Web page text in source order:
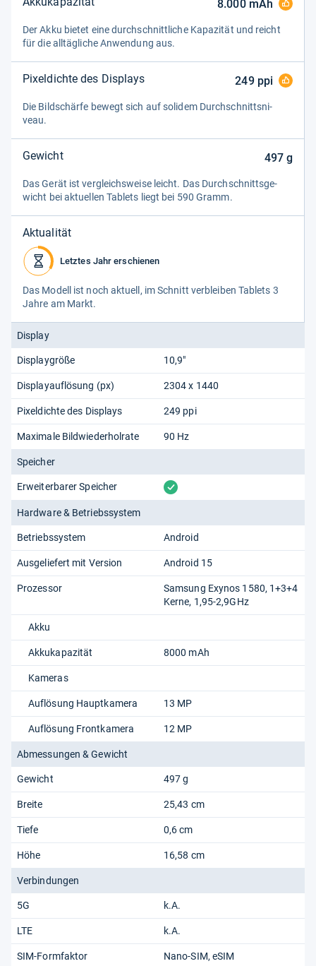
8.000mAh
Der Akku bie­tet eine durch­schnitt­li­che Kapa­zi­tät und reicht
für die all­täg­li­che Anwen­dung aus.
Pixeldichte des Displays 249ppi
Die Bild­schärfe bewegt sich auf soli­dem Durch­schnitts­ni­
veau.
Gewicht 497g
Das Gerät ist ver­gleichs­weise leicht. Das Durch­schnitts­ge­
wicht bei aktu­el­len Tablets liegt bei 590 Gramm.
Aktualität
Letztes Jahr erschienen
Das Modell ist noch aktu­ell, im Schnitt ver­blei­ben Tablets 3
Jahre am Markt.
Display
Displaygröße 10,9"
Displayauflösung (px) 2304 x 1440
Pixeldichte des Displays 249 ppi
Maximale Bildwiederholrate 90 Hz
Speicher
Erweiterbarer Speicher vorhanden
Hardware & Betriebssystem
Betriebssystem Android
Ausgeliefert mit Version Android 15
Prozessor
Samsung Exynos 1580, 1+3+4
Kerne, 1,95-2,9GHz
Akku
Akkukapazität 8000 mAh
Kameras
Auflösung Hauptkamera 13 MP
Auflösung Frontkamera 12 MP
Abmessungen & Gewicht
Gewicht 497 g
Breite 25,43 cm
Tiefe 0,6 cm
Höhe 16,58 cm
Verbindungen
5G k.A.
LTE k.A.
SIM-Formfaktor Nano-SIM eSIM